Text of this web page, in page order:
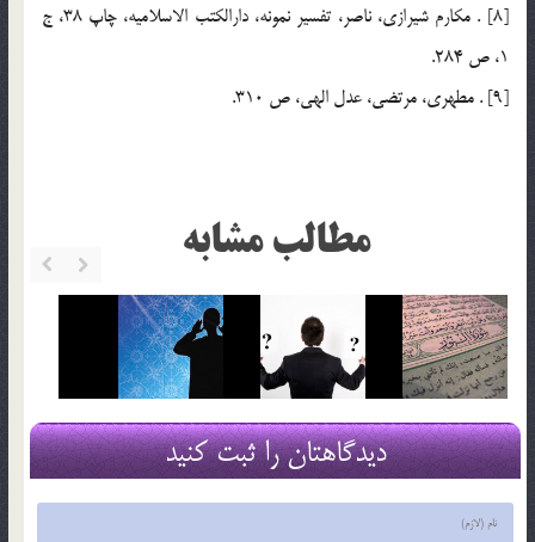
[8] . مكارم شيرازي، ناصر، تفسير نمونه، دارالكتب الاسلاميه، چاپ 38، ج
1، ص 284.
[9] . مطهري، مرتضي، عدل الهي، ص 310.
مطالب مشابه
دیدگاهتان را ثبت کنید